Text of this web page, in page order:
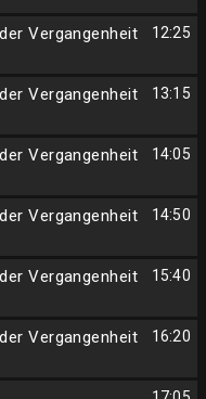
12:25
Vergangenheit
13:15
Vergangenheit
14:05
Vergangenheit
14:50
Vergangenheit
15:40
Vergangenheit
16:20
Vergangenheit